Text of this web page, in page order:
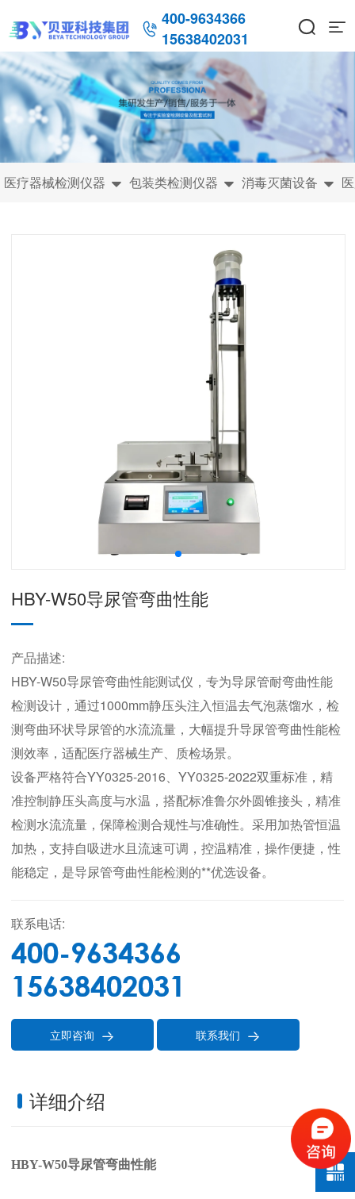
 400-9634366
15638402031
 
医疗器械检测仪器  包装类检测仪器  消毒灭菌设备 
HBY-W50导尿管弯曲性能
产品描述:
HBY-W50导尿管弯曲性能测试仪，专为导尿管耐弯曲性能
检测设计，通过1000mm静压头注入恒温去气泡蒸馏水，检
测弯曲环状导尿管的水流流量，大幅提升导尿管弯曲性能检
测效率，适配医疗器械生产、质检场景。
设备严格符合YY0325-2016、YY0325-2022双重标准，精
准控制静压头高度与水温，搭配标准鲁尔外圆锥接头，精准
检测水流流量，保障检测合规性与准确性。采用加热管恒温
加热，支持自吸进水且流速可调，控温精准，操作便捷，性
能稳定，是导尿管弯曲性能检测的**优选设备。
联系电话:
400-9634366
15638402031
立即咨询  联系我们 
详细介绍
HBY-W50导尿管弯曲性能